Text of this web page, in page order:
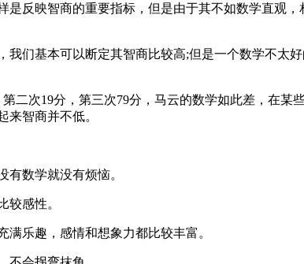
是反映智商的重要指标，但是由于其不如数学直观
我们基本可以断定其智商比较高;但是一个数学不太
二次19分，第三次79分，马云的数学如此差，在
来智商并不低。
有数学就没有烦恼。
较感性。
乐趣，感情和想象力都比较丰富。